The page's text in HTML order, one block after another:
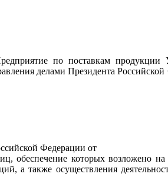
по поставкам продукции
делами Президента
Федерации от
обеспечение которых возложено
а также осуществления